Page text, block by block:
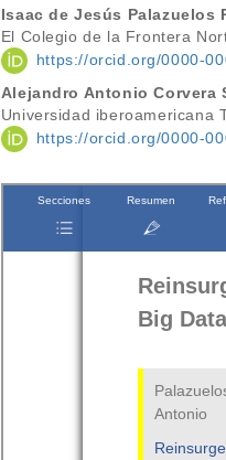
Contenido
principal
del
artículo
Isaac de Jesús Palazuelos
El Colegio de la Frontera
https://orcid.org/0000-
Alejandro Antonio Corvera
Universidad iberoamericana
https://orcid.org/0000-